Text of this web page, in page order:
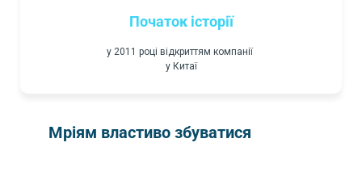
Початок історії
у 2011 році відкриттям компанії
у Китаї
Мріям властиво збуватися